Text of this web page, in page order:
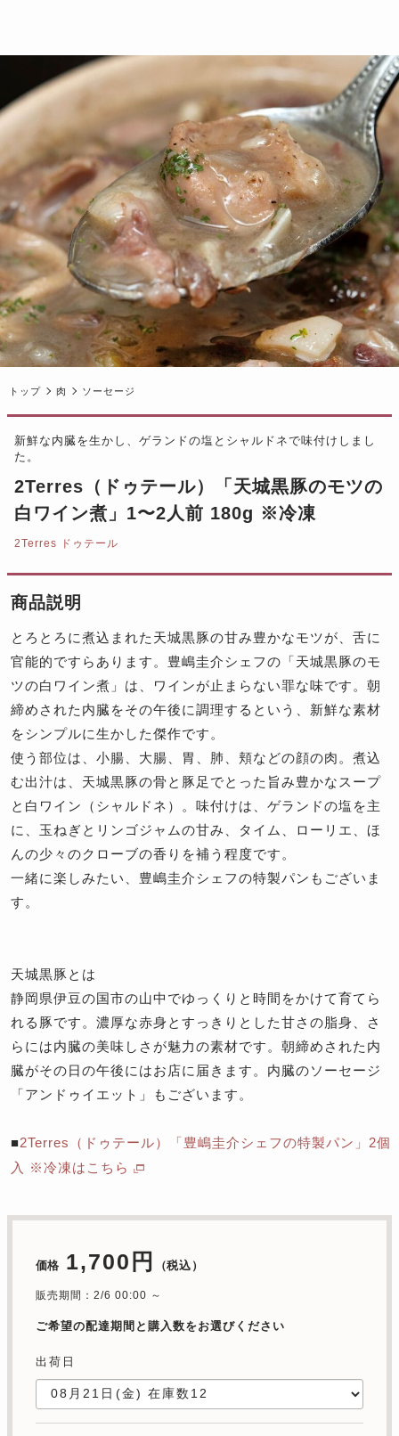
トップ 肉 ソーセージ
新鮮な内臓を生かし、ゲランドの塩とシャルドネで味付けしまし
た。
2Terres（ドゥテール）「天城黒豚のモツの
白ワイン煮」1〜2人前 180g ※冷凍
2Terres ドゥテール
商品説明
とろとろに煮込まれた天城黒豚の甘み豊かなモツが、舌に
官能的ですらあります。豊嶋圭介シェフの「天城黒豚のモ
ツの白ワイン煮」は、ワインが止まらない罪な味です。朝
締めされた内臓をその午後に調理するという、新鮮な素材
をシンプルに生かした傑作です。
使う部位は、小腸、大腸、胃、肺、頬などの顔の肉。煮込
む出汁は、天城黒豚の骨と豚足でとった旨み豊かなスープ
と白ワイン（シャルドネ）。味付けは、ゲランドの塩を主
に、玉ねぎとリンゴジャムの甘み、タイム、ローリエ、ほ
んの少々のクローブの香りを補う程度です。
一緒に楽しみたい、豊嶋圭介シェフの特製パンもございま
す。
天城黒豚とは
静岡県伊豆の国市の山中でゆっくりと時間をかけて育てら
れる豚です。濃厚な赤身とすっきりとした甘さの脂身、さ
らには内臓の美味しさが魅力の素材です。朝締めされた内
臓がその日の午後にはお店に届きます。内臓のソーセージ
「アンドゥイエット」もございます。
■2Terres（ドゥテール）「豊嶋圭介シェフの特製パン」2個
入 ※冷凍はこちら
価格 1,700円 （税込）
販売期間：2/6 00:00 ～
ご希望の配達期間と購入数をお選びください
出荷日